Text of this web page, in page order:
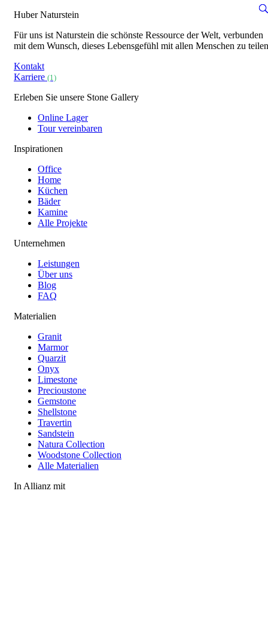
Huber Naturstein
Für uns ist Naturstein die schönste Ressource der Welt, verbunden
mit dem Wunsch, dieses Lebensgefühl mit allen Menschen zu
Kontakt
Karriere (1)
Erleben Sie unsere Stone Gallery
Online Lager
Tour vereinbaren
Inspirationen
Office
Home
Küchen
Bäder
Kamine
Alle Projekte
Unternehmen
Leistungen
Über uns
Blog
FAQ
Materialien
Granit
Marmor
Quarzit
Onyx
Limestone
Precioustone
Gemstone
Shellstone
Travertin
Sandstein
Natura Collection
Woodstone Collection
Alle Materialien
In Allianz mit